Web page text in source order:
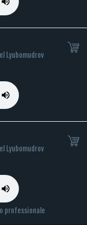
Lyubomudrov
Lyubomudrov
professionale